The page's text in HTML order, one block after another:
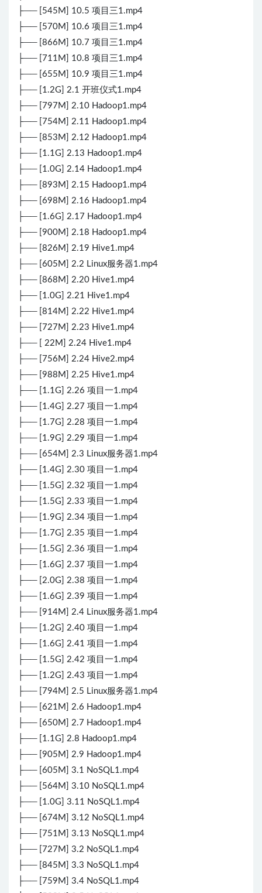
├── [545M] 10.5 项目三1.mp4
├── [570M] 10.6 项目三1.mp4
├── [866M] 10.7 项目三1.mp4
├── [711M] 10.8 项目三1.mp4
├── [655M] 10.9 项目三1.mp4
├── [1.2G] 2.1 开班仪式1.mp4
├── [797M] 2.10 Hadoop1.mp4
├── [754M] 2.11 Hadoop1.mp4
├── [853M] 2.12 Hadoop1.mp4
├── [1.1G] 2.13 Hadoop1.mp4
├── [1.0G] 2.14 Hadoop1.mp4
├── [893M] 2.15 Hadoop1.mp4
├── [698M] 2.16 Hadoop1.mp4
├── [1.6G] 2.17 Hadoop1.mp4
├── [900M] 2.18 Hadoop1.mp4
├── [826M] 2.19 Hive1.mp4
├── [605M] 2.2 Linux服务器1.mp4
├── [868M] 2.20 Hive1.mp4
├── [1.0G] 2.21 Hive1.mp4
├── [814M] 2.22 Hive1.mp4
├── [727M] 2.23 Hive1.mp4
├── [ 22M] 2.24 Hive1.mp4
├── [756M] 2.24 Hive2.mp4
├── [988M] 2.25 Hive1.mp4
├── [1.1G] 2.26 项目一1.mp4
├── [1.4G] 2.27 项目一1.mp4
├── [1.7G] 2.28 项目一1.mp4
├── [1.9G] 2.29 项目一1.mp4
├── [654M] 2.3 Linux服务器1.mp4
├── [1.4G] 2.30 项目一1.mp4
├── [1.5G] 2.32 项目一1.mp4
├── [1.5G] 2.33 项目一1.mp4
├── [1.9G] 2.34 项目一1.mp4
├── [1.7G] 2.35 项目一1.mp4
├── [1.5G] 2.36 项目一1.mp4
├── [1.6G] 2.37 项目一1.mp4
├── [2.0G] 2.38 项目一1.mp4
├── [1.6G] 2.39 项目一1.mp4
├── [914M] 2.4 Linux服务器1.mp4
├── [1.2G] 2.40 项目一1.mp4
├── [1.6G] 2.41 项目一1.mp4
├── [1.5G] 2.42 项目一1.mp4
├── [1.2G] 2.43 项目一1.mp4
├── [794M] 2.5 Linux服务器1.mp4
├── [621M] 2.6 Hadoop1.mp4
├── [650M] 2.7 Hadoop1.mp4
├── [1.1G] 2.8 Hadoop1.mp4
├── [905M] 2.9 Hadoop1.mp4
├── [605M] 3.1 NoSQL1.mp4
├── [564M] 3.10 NoSQL1.mp4
├── [1.0G] 3.11 NoSQL1.mp4
├── [674M] 3.12 NoSQL1.mp4
├── [751M] 3.13 NoSQL1.mp4
├── [727M] 3.2 NoSQL1.mp4
├── [845M] 3.3 NoSQL1.mp4
├── [759M] 3.4 NoSQL1.mp4